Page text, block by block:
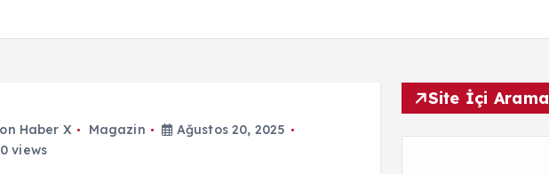
Haber X Magazin
Ağustos 20, 2025
views
Site İçi Arama